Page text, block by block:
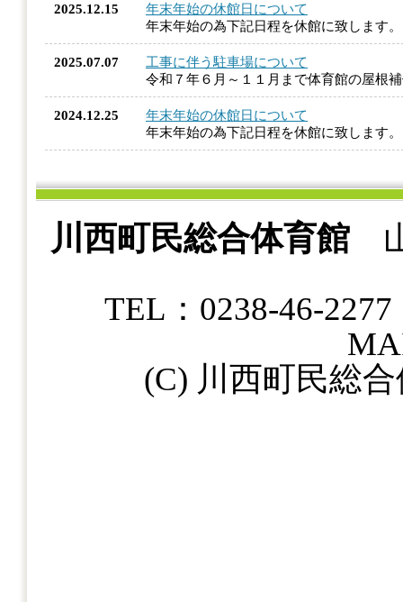
2025.12.15
年末年始の休館日について
年末年始の為下記日程を休館に致します
2025.07.07
工事に伴う駐車場について
令和７年６月～１１月まで体育館の屋根
2024.12.25
年末年始の休館日について
年末年始の為下記日程を休館に致します
川西町民総合体育館
TEL：0238-46-
(C) 川西町民総